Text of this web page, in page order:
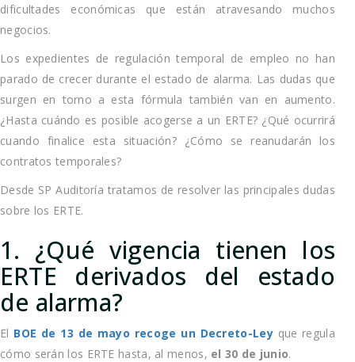
dificultades económicas que están atravesando muchos
negocios.
Los expedientes de regulación temporal de empleo no han
parado de crecer durante el estado de alarma. Las dudas que
surgen en torno a esta fórmula también van en aumento.
¿Hasta cuándo es posible acogerse a un ERTE? ¿Qué ocurrirá
cuando finalice esta situación? ¿Cómo se reanudarán los
contratos temporales?
Desde SP Auditoría tratamos de resolver las principales dudas
sobre los ERTE.
1. ¿Qué vigencia tienen los
ERTE derivados del estado
de alarma?
El BOE de 13 de mayo recoge un Decreto-Leyque regula
cómo serán los ERTE hasta, al menos, el 30 de junio.